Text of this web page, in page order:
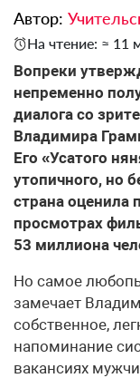
Автор:
На чтение: ≈ 11
Вопреки
непременно
диалога со
Владимира
Его «Усатого
утопичного, но
страна оценила
просмотрах
53 миллиона
Но самое
замечает
собственное,
напоминание
вакансиях